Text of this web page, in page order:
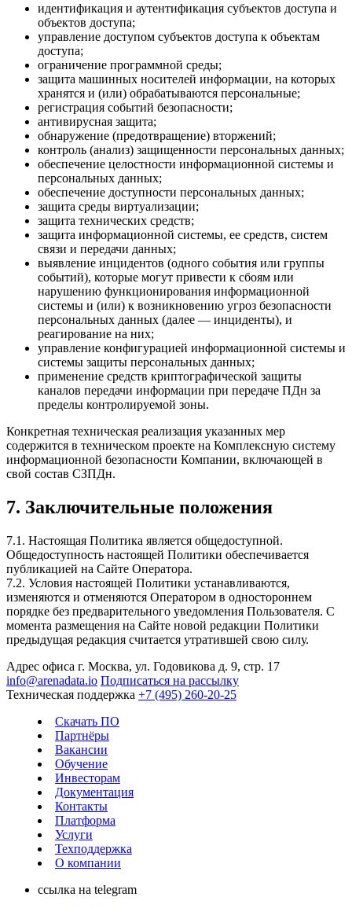
идентификация и аутентификация субъектов доступа и
объектов доступа;
управление доступом субъектов доступа к объектам
доступа;
ограничение программной среды;
защита машинных носителей информации, на которых
хранятся и (или) обрабатываются персональные;
регистрация событий безопасности;
антивирусная защита;
обнаружение (предотвращение) вторжений;
контроль (анализ) защищенности персональных данных;
обеспечение целостности информационной системы и
персональных данных;
обеспечение доступности персональных данных;
защита среды виртуализации;
защита технических средств;
защита информационной системы, ее средств, систем
связи и передачи данных;
выявление инцидентов (одного события или группы
событий), которые могут привести к сбоям или
нарушению функционирования информационной
системы и (или) к возникновению угроз безопасности
персональных данных (далее — инциденты), и
реагирование на них;
управление конфигурацией информационной системы и
системы защиты персональных данных;
применение средств криптографической защиты
каналов передачи информации при передаче ПДн за
пределы контролируемой зоны.
Конкретная техническая реализация указанных мер
содержится в техническом проекте на Комплексную систему
информационной безопасности Компании, включающей в
свой состав СЗПДн.
7. Заключительные положения
7.1. Настоящая Политика является общедоступной.
Общедоступность настоящей Политики обеспечивается
публикацией на Сайте Оператора.
7.2. Условия настоящей Политики устанавливаются,
изменяются и отменяются Оператором в одностороннем
порядке без предварительного уведомления Пользователя. С
момента размещения на Сайте новой редакции Политики
предыдущая редакция считается утратившей свою силу.
Адрес офиса г. Москва, ул. Годовикова д. 9, стр. 17
info@arenadata.io Подписаться на рассылку
Техническая поддержка +7 (495) 260-20-25
Скачать ПО
Партнёры
Вакансии
Обучение
Инвесторам
Документация
Контакты
Платформа
Услуги
Техподдержка
О компании
ссылка на telegram